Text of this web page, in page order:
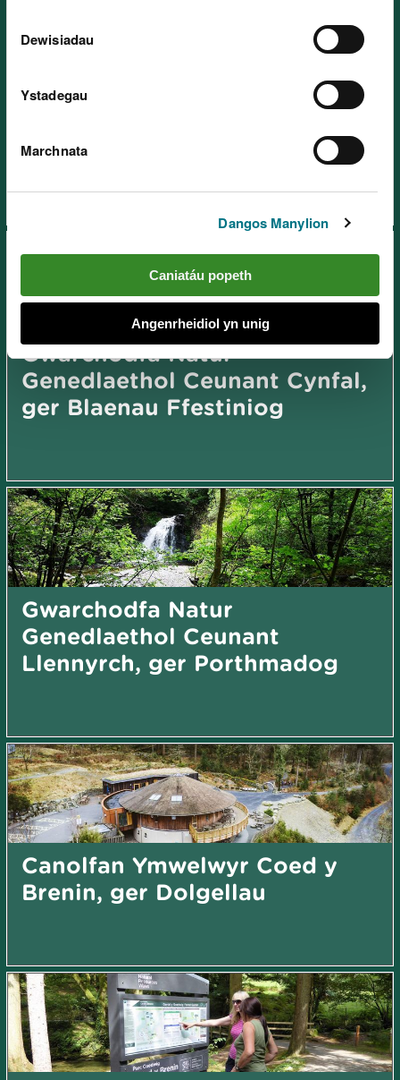
Dewisiadau
Ystadegau
Marchnata
Dangos Manylion
Caniatáu popeth
Angenrheidiol yn unig
Gwarchodfa Natur
Dolgellau
Gwarchodfa Natur
Genedlaethol Ceunant Cynfal,
ger Blaenau Ffestiniog
Gwarchodfa Natur
Genedlaethol Ceunant
Llennyrch, ger Porthmadog
Canolfan Ymwelwyr Coed y
Brenin, ger Dolgellau